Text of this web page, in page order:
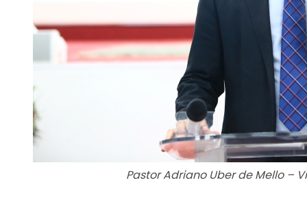
Pastor Adriano Uber de Mello –